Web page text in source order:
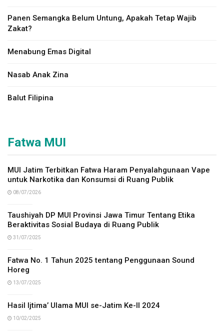
Panen Semangka Belum Untung, Apakah Tetap Wajib
Zakat?
Menabung Emas Digital
Nasab Anak Zina
Balut Filipina
Fatwa MUI
MUI Jatim Terbitkan Fatwa Haram Penyalahgunaan Vape
untuk Narkotika dan Konsumsi di Ruang Publik
08/07/2026
Taushiyah DP MUI Provinsi Jawa Timur Tentang Etika
Beraktivitas Sosial Budaya di Ruang Publik
31/07/2025
Fatwa No. 1 Tahun 2025 tentang Penggunaan Sound
Horeg
13/07/2025
Hasil Ijtima’ Ulama MUI se-Jatim Ke-II 2024
10/02/2025